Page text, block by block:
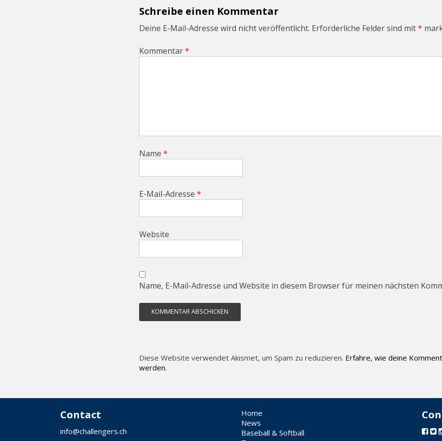
g
a
t
n
Schreibe einen Kommentar
Deine E-Mail-Adresse wird nicht veröffentlicht. Erforderliche Felder sind mit*
Kommentar*
Name *
E-Mail-Adresse *
Website
Name, E-Mail-Adresse und Website in diesem Browser für meinen nächsten
Diese Website verwendet Akismet, um Spam zu reduzieren. Erfahre, wie deine
werden.
Contact
info@challengers.ch
Home
News
Baseball & Softball